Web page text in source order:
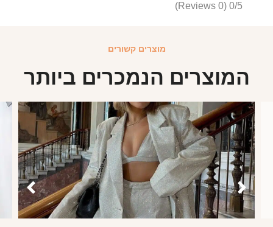
0/5
(0 Reviews)
מוצרים קשורים
המוצרים הנמכרים ביותר